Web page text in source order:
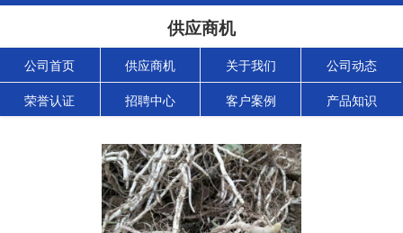
供应商机
公司首页 供应商机 关于我们 公司动态
荣誉认证 招聘中心 客户案例 产品知识